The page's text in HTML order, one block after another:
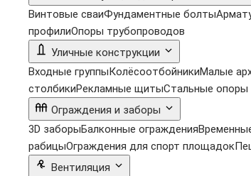
Винтовые сваиФундаментные болты
профилиОпоры трубопроводов
Уличные конструкции
Входные группыКолёсоотбойникиМалые
столбикиРекламные щитыСтальные опоры
Ограждения и заборы
3D заборыБалконные ограждения
рабицыОграждения для спорт площадок
Вентиляция